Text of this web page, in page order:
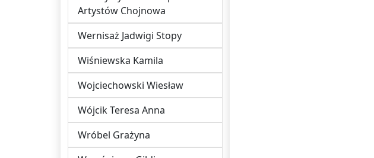
Artystów Chojnowa
Wernisaż Jadwigi Stopy
Wiśniewska Kamila
Wojciechowski Wiesław
Wójcik Teresa Anna
Wróbel Grażyna